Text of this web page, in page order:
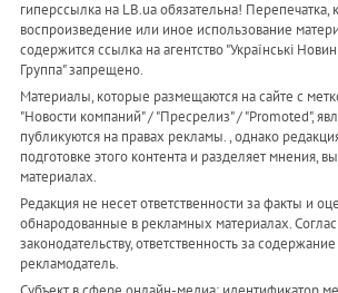
гиперссылка на LB.ua обязательна! Перепечатка,
воспроизведение или иное использование
содержится ссылка на агентство "Українськi
Группа" запрещено.
Материалы, которые размещаются на сайте с
"Новости компаний" / "Пресрелиз" / "Promoted",
публикуются на правах рекламы. , однако
подготовке этого контента и разделяет мнения,
материалах.
Редакция не несет ответственности за факты и
обнародованные в рекламных материалах.
законодательству, ответственность за
рекламодатель.